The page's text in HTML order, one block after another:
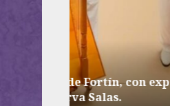
Local
Hoy
natalicio de
benefactor de